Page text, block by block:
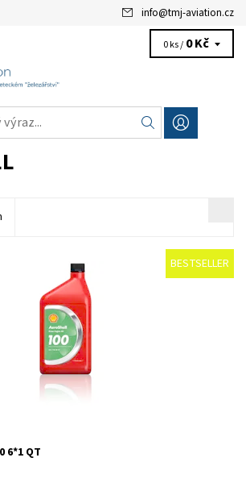
info@tmj-aviation.cz
0 ks / 0 Kč
BESTSELLER
6*1 QT